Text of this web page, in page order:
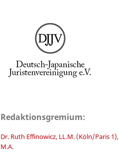
Redaktionsgremium:
Dr. Ruth Effinowicz, LL.M. (Köln/Paris 1),
M.A.